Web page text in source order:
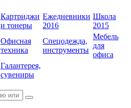
Картриджи
и тонеры
Ежедневники
2016
Школа
2015
Офисная
техника
Спецодежда,
инструменты
Мебель
для
офиса
Галантерея,
сувениры